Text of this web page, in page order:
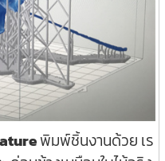
พิมพ์ชิ้นงานด้วย เร